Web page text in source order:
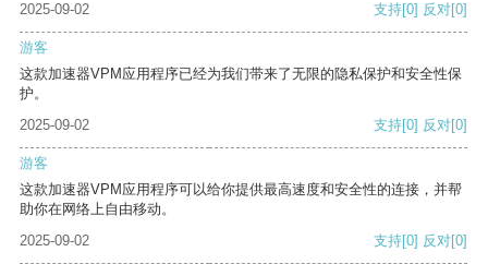
2025-09-02
支持[0] 反对[0]
游客
这款加速器VPM应用程序已经为我们带来了无限的隐私保护和安全性保
护。
2025-09-02
支持[0] 反对[0]
游客
这款加速器VPM应用程序可以给你提供最高速度和安全性的连接，并帮
助你在网络上自由移动。
2025-09-02
支持[0] 反对[0]